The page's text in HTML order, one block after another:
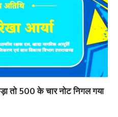
तो 500 के चार नोट निगल गया